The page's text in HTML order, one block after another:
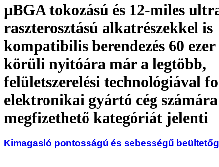
µBGA tokozású és 12-miles
raszterosztású alkatrészekkel is
kompatibilis berendezés 60
körüli nyitóára már a legtöbb,
felületszerelési technológiával
elektronikai gyártó cég
megfizethető kategóriát jelenti
Kimagasló pontosságú és sebességű